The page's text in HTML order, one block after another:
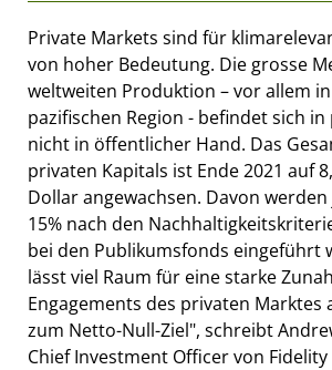
Private Markets sind für
von hoher Bedeutung. Die grosse
weltweiten Produktion – vor allem
pazifischen Region - befindet sich
nicht in öffentlicher Hand. Das
privaten Kapitals ist Ende 2021 auf
Dollar angewachsen. Davon
15% nach den
bei den Publikumsfonds eingeführt
lässt viel Raum für eine starke
Engagements des privaten Marktes
zum Netto-Null-Ziel", schreibt
Chief Investment Officer von